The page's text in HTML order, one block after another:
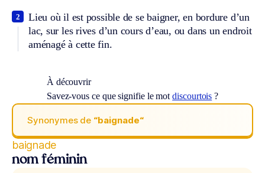
Lieu où il est possible de se baigner, en bordure d’un
lac, sur les rives d’un cours d’eau, ou dans un endroit
aménagé à cette fin.
2
À découvrir
Savez-vous ce que signifie le motdiscourtois ?
Synonymes de “baignade“
baignade
nom féminin